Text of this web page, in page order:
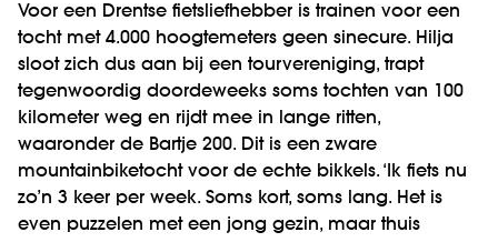
Voor een Drentse fietsliefhebber is trainen voor een
tocht met 4.000 hoogtemeters geen sinecure. Hilja
sloot zich dus aan bij een tourvereniging, trapt
tegenwoordig doordeweeks soms tochten van 100
kilometer weg en rijdt mee in lange ritten,
waaronder de Bartje 200. Dit is een zware
mountainbiketocht voor de echte bikkels. ‘Ik fiets nu
zo’n 3 keer per week. Soms kort, soms lang. Het is
even puzzelen met een jong gezin, maar thuis